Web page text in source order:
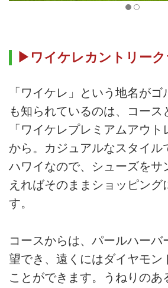
▶ワイケレカントリー
「ワイケレ」という地名が
も知られているのは、コース
「ワイケレプレミアムアウ
から。カジュアルなスタイル
ハワイなので、シューズをサ
えればそのままショッピング
す。
コースからは、パールハーバ
望でき、遠くにはダイヤモン
ことができます。うねりのあ